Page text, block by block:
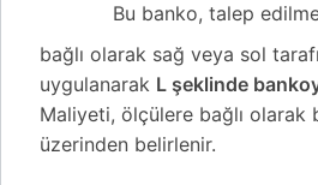
Bu banko, talep
bağlı olarak sağ veya sol
uygulanarak L şeklinde
Maliyeti, ölçülere bağlı olarak
üzerinden belirlenir.